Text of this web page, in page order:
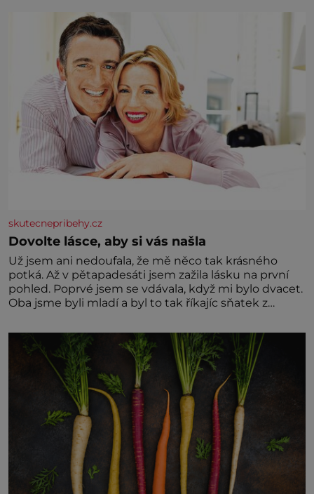
skutecnepribehy.cz
Dovolte lásce, aby si vás našla
Už jsem ani nedoufala, že mě něco tak krásného
potká. Až v pětapadesáti jsem zažila lásku na první
pohled. Poprvé jsem se vdávala, když mi bylo dvacet.
Oba jsme byli mladí a byl to tak říkajíc sňatek z
zaopatřený mladý muž. Manželství nám oběma moc
nesvědčilo, brzy jsme zjistili, že